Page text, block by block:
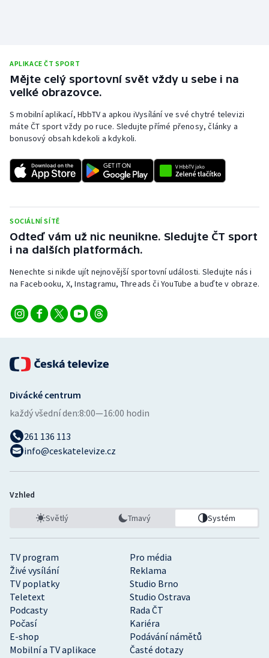
Sportovní střelba
Stolní tenis
Triatlon
Veslování
Vodní slalom
Volejbal
Ostatní
APLIKACE ČT SPORT
Mějte celý sportovní svět vždy u sebe i na
velké obrazovce.
S mobilní aplikací, HbbTV a apkou iVysílání ve své chytré televizi
máte ČT sport vždy po ruce. Sledujte přímé přenosy, články a
bonusový obsah kdekoli a kdykoli.
SOCIÁLNÍ SÍTĚ
Odteď vám už nic neunikne. Sledujte ČT sport
i na dalších platformách.
Nenechte si nikde ujít nejnovější sportovní události. Sledujte nás i
na Facebooku, X, Instagramu, Threads či YouTube a buďte v obraze.
TV program
Pro média
Živé vysílání
Reklama
TV poplatky
Studio Brno
Teletext
Studio Ostrava
Podcasty
Rada ČT
Počasí
Kariéra
E-shop
Podávání námětů
Mobilní a TV aplikace
Časté dotazy
Divácké centrum
každý všední den:8:00—16:00 hodin
261 136 113
info@ceskatelevize.cz
Vzhled
Světlý Tmavý Systém